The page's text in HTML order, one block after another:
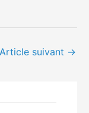
Article suivant →